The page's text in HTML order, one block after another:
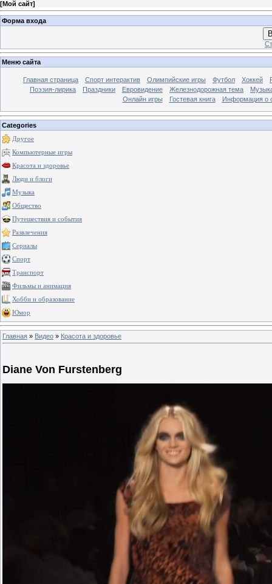
[Мой сайт]
Форма входа
Меню сайта
Главная страница Спорт интерактив Олимпийские игры Футбол Хоккей
Поэзия-лирика
Праздники Евровидение Железнодорожная тема
Онлайн игры
Гостевая книга Информация о
Categories
Другое
Компьютерные игры
Красота и здоровье
Люди и блоги
Музыка
Общество
Путешествия и события
Развлечения
Сериалы
Спорт
Транспорт
Фильмы и анимация
Хобби и образование
Юмор
Главная » Видео » Красота и здоровье
Diane Von Furstenberg